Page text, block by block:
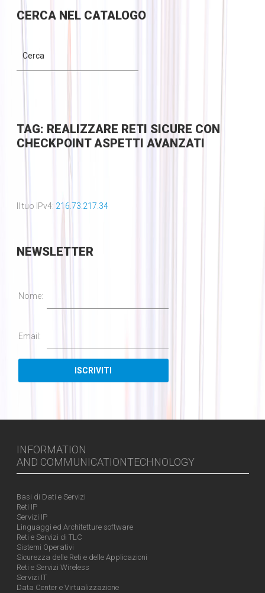
CERCANEL CATALOGO
TAG: REALIZZARE RETI SICURE CON
CHECKPOINT ASPETTI AVANZATI
Il tuo IPv4: 216.73.217.34
NEWSLETTER
Nome:
Email:
INFORMATION
AND COMMUNICATIONTECHNOLOGY
Basi di Dati e Servizi
Reti IP
Servizi IP
Linguaggi ed Architetture software
Reti e Servizi di TLC
Sistemi Operativi
Sicurezza delle Reti e delle Applicazioni
Reti e Servizi Wireless
Servizi IT
Data Center e Virtualizzazione